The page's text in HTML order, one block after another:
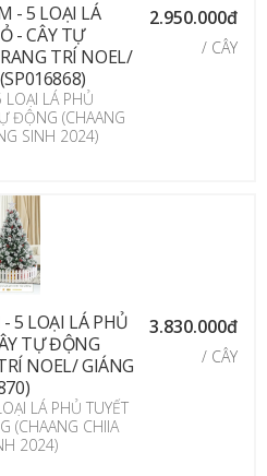
- 5 LOẠI LÁ
- CÂY TỰ
TRÍ NOEL/
LÁ PHỦ
ĐỘNG (CHAANG
SINH 2024)
2.950.000đ
/ CÂY
5 LOẠI LÁ PHỦ
TỰ ĐỘNG
NOEL/ GIÁNG
LÁ PHỦ TUYẾT
(CHAANG CHIIA
2024)
3.830.000đ
/ CÂY